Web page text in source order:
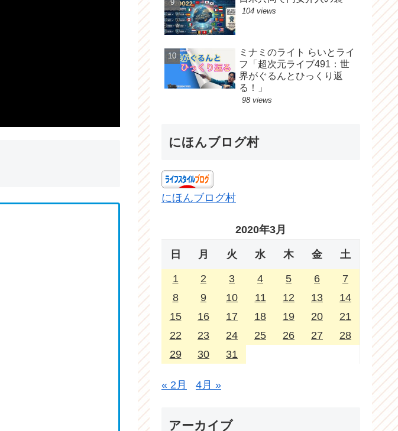
104 views
ミナミのライト らいとライ
フ「超次元ライブ491：世
界がぐるんとひっくり返
る！」
98 views
にほんブログ村
にほんブログ村
2020年3月
日 月 火 水 木 金 土
1 2 3 4 5 6
7
8
9 10 11 12 13
14
15
16 17 18 19 20
21
22
23 24 25 26 27
28
29
30 31
« 2月 4月 »
アーカイブ